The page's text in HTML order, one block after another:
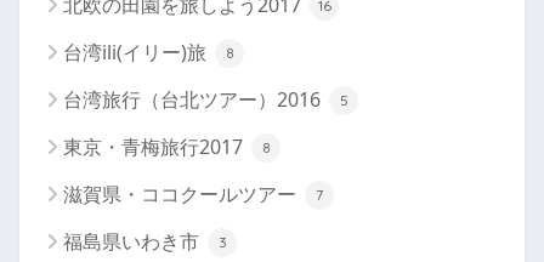
16
台湾ili(イリー)旅 8
台湾旅行（台北ツアー）2016 5
東京・青梅旅行2017 8
滋賀県・ココクールツアー 7
福島県いわき市 3